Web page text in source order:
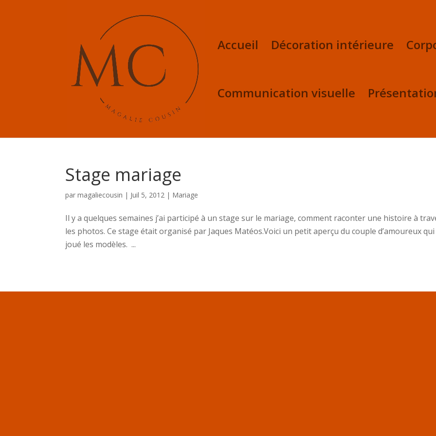
Accueil Décoration intérieure
Communication visuelle
Stage mariage
parmagaliecousin | Juil 5, 2012 | Mariage
Il y a quelques semaines j’ai participé à un stage sur le mariage, comment raconter une histoire à
les photos. Ce stage était organisé par Jaques Matéos.Voici un petit aperçu du couple d’amoureux qui
joué les modèles. ...